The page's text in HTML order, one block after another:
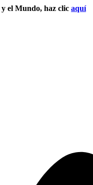
y el Mundo, haz clic aquí